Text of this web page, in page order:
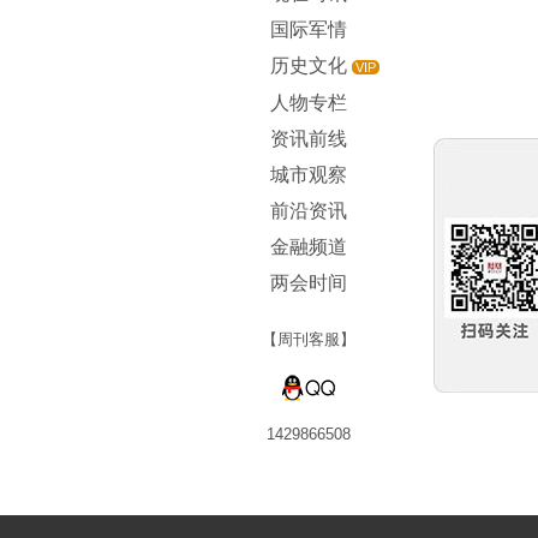
国际军情
历史文化 VIP
人物专栏
资讯前线
城市观察
前沿资讯
金融频道
两会时间
【周刊客服】
1429866508